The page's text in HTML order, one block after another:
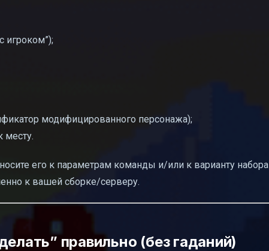
игроком”);
модифицированного персонажа);
месту.
его к параметрам команды и/или к варианту набора
к вашей сборке/серверу.
правильно (без гаданий)